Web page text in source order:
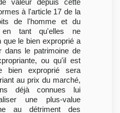
valeur depuis cette
à l'article 17 de la
de l'homme et du
tant qu'elles ne
que le bien exproprié a
dans le patrimoine de
ou qu'il est
bien exproprié sera
au prix du marché,
déjà connues lui
une plus-value
au détriment des